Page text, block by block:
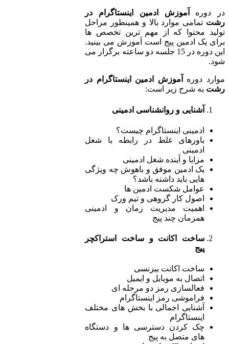
در دوره
آموزش ادمین اینستاگرام در
رشت تمامی موارد بالا و همینطور مراحل
تولید محتوا که از مهم ترین تخصص ها
برای یک ادمین پیج است آموزش می بینید.
این دوره در 15 جلسه دو ساعته برگزار می
شود.
موارد دوره
آموزش ادمین اینستاگرام در
رشت به شرح زیر است:
آشنایی و روانشناسی ادمینی
ادمینی اینستاگرام چیست؟
باورهای غلط در رابطه با شغل
ادمینی
مزایا و آینده شغل ادمینی
یک ادمین موفق و باهوش چه ویژگی
هایی باید داشته باشد؟
عوامل شکست ادمین ها
اصول کار گروهی و تیم ورک
اهمیت مدیریت زمان و ادمینی
همزمان چند پیج
ساخت اکانت و ساخت استراکچر
پیج
ساخت اکانت بیزنسی
اتصال به موبایل و ایمیل
فعالسازی رمز دو مرحله ای
فراموشی رمز اینستاگرام
آشنایی اجمالی با بخش های مختلف
اینستاگرام
چک کردن دسترسی ها و دستگاه
های متصل به پیج